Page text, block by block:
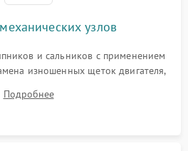
узлов
и сальников с применением
изношенных щеток двигателя,
резиновой манжеты.
Подробнее